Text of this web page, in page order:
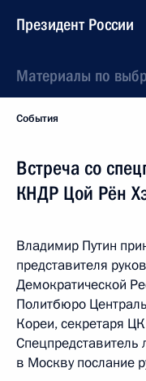
Президент России
Материалы по
События
Встреча со
КНДР Цой Рён
Владимир Путин
представителя
Демократической
Политбюро
Кореи, секретаря
в Москву послание